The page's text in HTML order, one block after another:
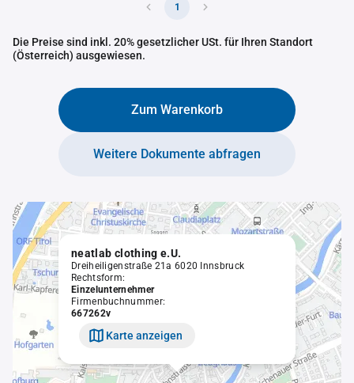
1
Die Preise sind inkl. 20% gesetzlicher USt. für Ihren Standort
(Österreich) ausgewiesen.
Zum Warenkorb
Weitere Dokumente abfragen
neatlab clothing e.U.
Dreiheiligenstraße 21a 6020 Innsbruck
Rechtsform:
Einzelunternehmer
Firmenbuchnummer:
667262v
Karte anzeigen